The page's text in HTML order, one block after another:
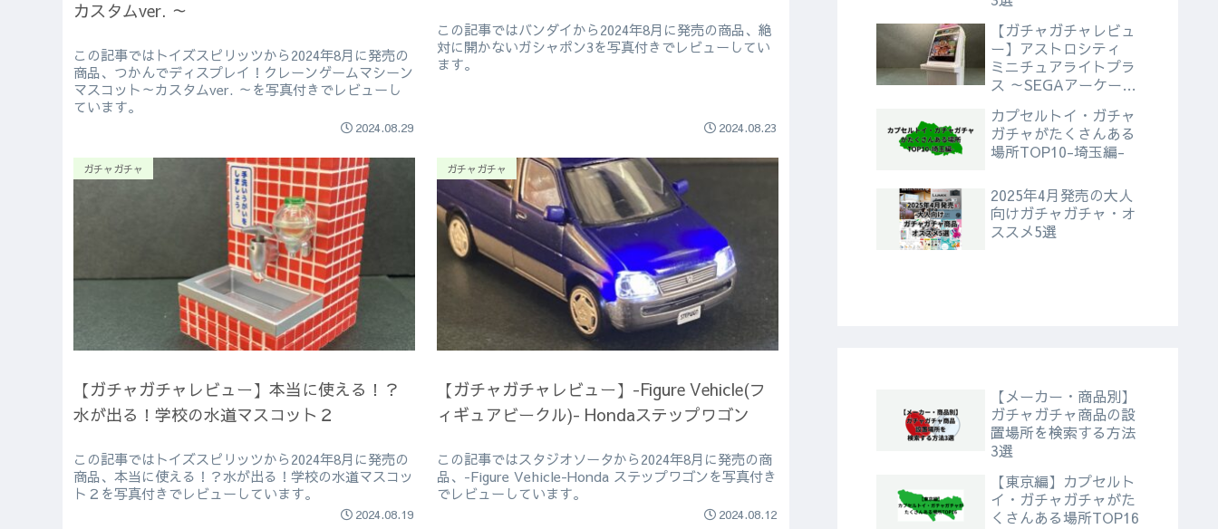
カスタムver. ～
この記事ではトイズスピリッツから2024年8月に発売の
商品、つかんでディスプレイ！クレーンゲームマシーン
マスコット～カスタムver. ～を写真付きでレビューし
ています。
2024.08.29
この記事ではバンダイから2024年8月に発売の商品、絶
対に開かないガシャポン3を写真付きでレビューしてい
ます。
2024.08.23
ガチャガチャ
【ガチャガチャレビュー】本当に使える！？
水が出る！学校の水道マスコット２
この記事ではトイズスピリッツから2024年8月に発売の
商品、本当に使える！？水が出る！学校の水道マスコッ
ト２を写真付きでレビューしています。
2024.08.19
ガチャガチャ
【ガチャガチャレビュー】-Figure Vehicle(フ
ィギュアビークル)- Hondaステップワゴン
この記事ではスタジオソータから2024年8月に発売の商
品、-Figure Vehicle-Honda ステップワゴンを写真付き
でレビューしています。
2024.08.12
【ガチャガチャレビュ
ー】アストロシティ
ミニチュアライトプラ
ス ～SEGAアーケード
カプセルトイ・ガチャ
ガチャがたくさんある
場所TOP10-埼玉編-
2025年4月発売の大人
向けガチャガチャ・オ
ススメ5選
【メーカー・商品別】
ガチャガチャ商品の設
置場所を検索する方法
3選
【東京編】カプセルト
イ・ガチャガチャがた
くさんある場所TOP16